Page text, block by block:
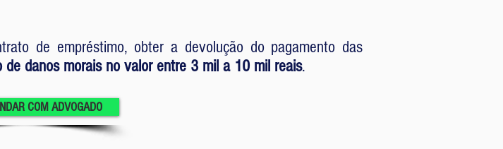
COM ADVOGADO
de empréstimo, obter a devolução do pagamento das
de danos morais no valor entre 3 mil a 10 mil reais.